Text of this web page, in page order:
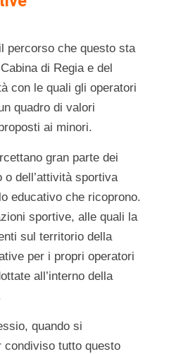
percorso che questo sta
di Regia e del
con le quali gli operatori
quadro di valori
ai minori.
gran parte dei
dell’attività sportiva
educativo che ricoprono.
sportive, alle quali la
sul territorio della
per i propri operatori
all’interno della
quando si
condiviso tutto questo